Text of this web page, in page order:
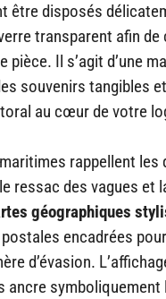
être disposés
transparent afin
pièce. Il s’agit d’une
souvenirs tangibles
au cœur de votre
rappellent les
ressac des vagues et
géographiques
encadrées
d’évasion.
ancre